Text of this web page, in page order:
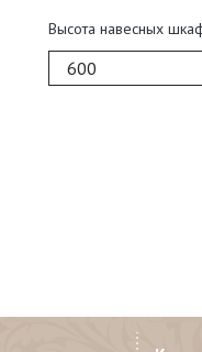
Высота навесных
600